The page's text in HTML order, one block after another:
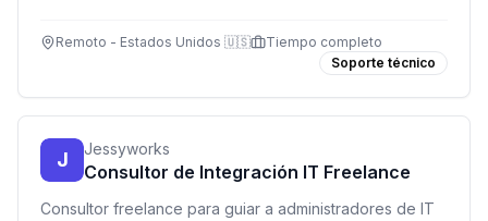
y relaciones duraderas.
Remoto - Estados Unidos 🇺🇸
Tiempo completo
Soporte técnico
J Jessyworks
Consultor de Integración IT Freelance
Consultor freelance para guiar a administradores de IT